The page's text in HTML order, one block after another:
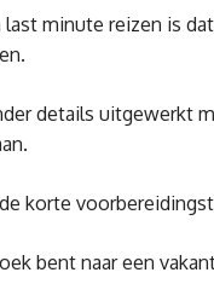
minute reizen is
details uitgewerkt
korte
bent naar een